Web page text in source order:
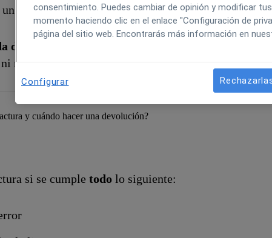
reembolso
devolución debe hacerse mediante una Factura
modificando una factura ya emitida.
y cuándo hacer una devolución?
si se cumple todo lo siguiente:
consentimiento. Puedes cambiar de opinión y modificar
momento haciendo clic en el enlace "Configuración de
página del sitio web. Encontrarás más información en
Configurar